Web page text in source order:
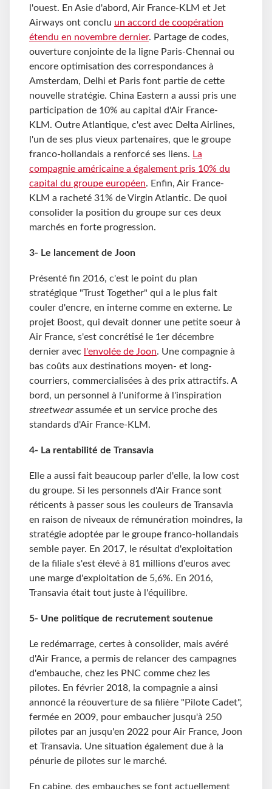
l'ouest. En Asie d'abord, Air France-KLM et Jet
Airways ont conclu un accord de coopération
étendu en novembre dernier. Partage de codes,
ouverture conjointe de la ligne Paris-Chennai ou
encore optimisation des correspondances à
Amsterdam, Delhi et Paris font partie de cette
nouvelle stratégie. China Eastern a aussi pris une
participation de 10% au capital d'Air France-
KLM. Outre Atlantique, c'est avec Delta Airlines,
l'un de ses plus vieux partenaires, que le groupe
franco-hollandais a renforcé ses liens. La
compagnie américaine a également pris 10% du
capital du groupe européen. Enfin, Air France-
KLM a racheté 31% de Virgin Atlantic. De quoi
consolider la position du groupe sur ces deux
marchés en forte progression.
3- Le lancement de Joon
Présenté fin 2016, c'est le point du plan
stratégique "Trust Together" qui a le plus fait
couler d'encre, en interne comme en externe. Le
projet Boost, qui devait donner une petite soeur à
Air France, s'est concrétisé le 1er décembre
dernier avec
l'envolée de Joon. Une compagnie à
bas coûts aux destinations moyen- et long-
courriers, commercialisées à des prix attractifs. A
bord, un personnel à l'uniforme à l'inspiration
streetwearassumée et un service proche des
standards d'Air France-KLM.
4- La rentabilité de Transavia
Elle a aussi fait beaucoup parler d'elle, la low cost
du groupe. Si les personnels d'Air France sont
réticents à passer sous les couleurs de Transavia
en raison de niveaux de rémunération moindres, la
stratégie adoptée par le groupe franco-hollandais
semble payer. En 2017, le résultat d'exploitation
de la filiale s'est élevé à 81 millions d'euros avec
une marge d'exploitation de 5,6%. En 2016,
Transavia était tout juste à l'équilibre.
5- Une politique de recrutement soutenue
Le redémarrage, certes à consolider, mais avéré
d'Air France, a permis de relancer des campagnes
d'embauche, chez les PNC comme chez les
pilotes. En février 2018, la compagnie a ainsi
annoncé la réouverture de sa filière "Pilote Cadet",
fermée en 2009, pour embaucher jusqu'à 250
pilotes par an jusqu'en 2022 pour Air France, Joon
et Transavia. Une situation également due à la
pénurie de pilotes sur le marché.
En cabine, des embauches se font actuellement